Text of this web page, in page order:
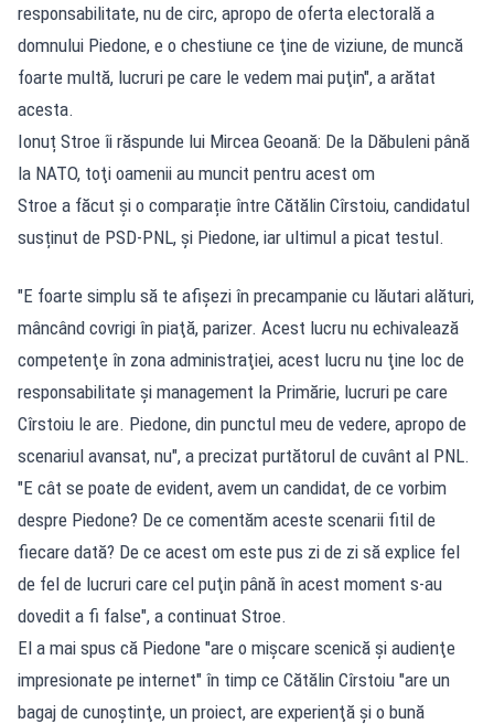
responsabilitate, nu de circ, apropo de oferta electorală a
domnului Piedone, e o chestiune ce ţine de viziune, de muncă
foarte multă, lucruri pe care le vedem mai puţin", a arătat
acesta.
Ionuț Stroe îi răspunde lui Mircea Geoană: De la Dăbuleni până
la NATO, toţi oamenii au muncit pentru acest om
Stroe a făcut și o comparație între Cătălin Cîrstoiu, candidatul
susținut de PSD-PNL, și Piedone, iar ultimul a picat testul.
"E foarte simplu să te afişezi în precampanie cu lăutari alături,
mâncând covrigi în piaţă, parizer. Acest lucru nu echivalează
competenţe în zona administraţiei, acest lucru nu ţine loc de
responsabilitate şi management la Primărie, lucruri pe care
Cîrstoiu le are. Piedone, din punctul meu de vedere, apropo de
scenariul avansat, nu", a precizat purtătorul de cuvânt al PNL.
"E cât se poate de evident, avem un candidat, de ce vorbim
despre Piedone? De ce comentăm aceste scenarii fitil de
fiecare dată? De ce acest om este pus zi de zi să explice fel
de fel de lucruri care cel puţin până în acest moment s-au
dovedit a fi false", a continuat Stroe.
El a mai spus că Piedone "are o mişcare scenică şi audienţe
impresionate pe internet" în timp ce Cătălin Cîrstoiu "are un
bagaj de cunoştinţe, un proiect, are experienţă şi o bună